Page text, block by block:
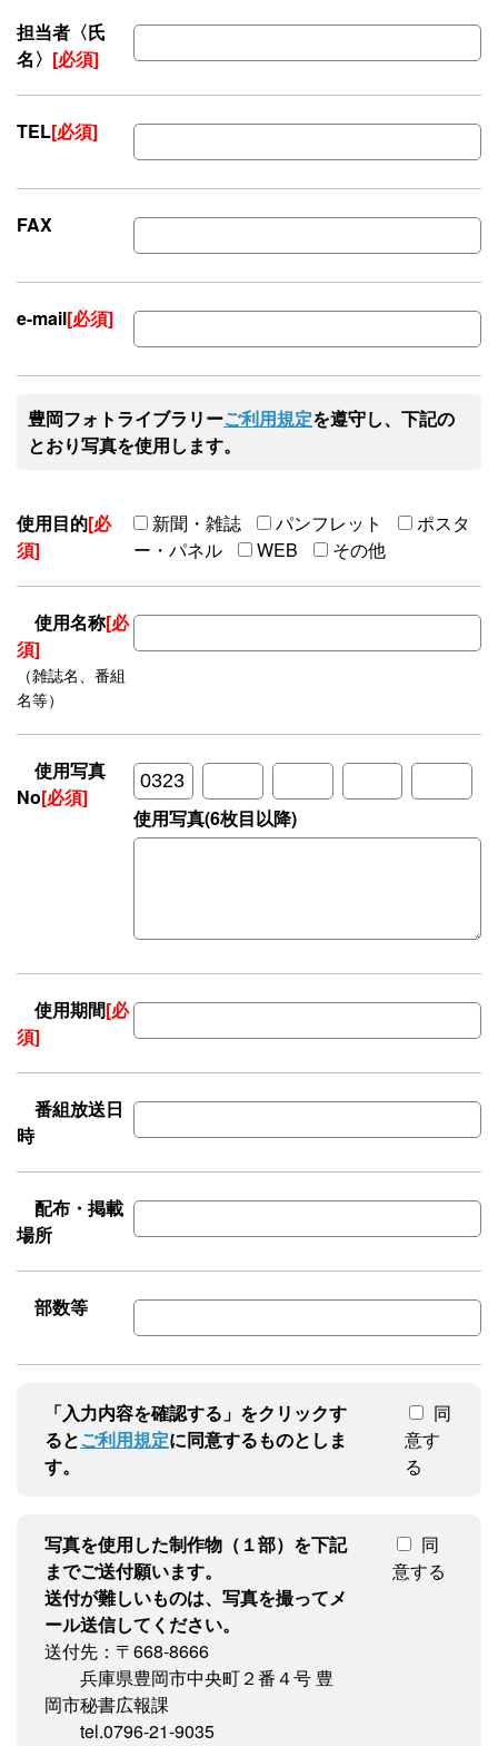
担当者〈氏
名〉 [必須]
TEL[必須]
FAX
e-mail[必須]
豊岡フォトライブラリーご利用規定を遵守し、下記の
とおり写真を使用します。
使用目的[必
須]
新聞・雑誌 パンフレット
ポスタ
ー・パネル
WEB その他
使用名称[必
須]
（雑誌名、番組
名等）
使用写真
No[必須]
使用写真(6枚目以降)
使用期間[必
須]
番組放送日
時
配布・掲載
場所
部数等
「入力内容を確認する」をクリックす
るとご利用規定に同意するものとしま
す。
同
意す
る
写真を使用した制作物（１部）を下記
までご送付願います。
送付が難しいものは、写真を撮ってメ
ール送信してください。
送付先：〒668-8666
兵庫県豊岡市中央町２番４号 豊
岡市秘書広報課
tel.0796-21-9035
同
意する